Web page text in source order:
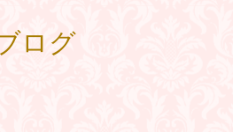
ログ